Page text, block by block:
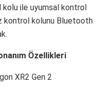
kolu ile uyumsal kontrol
kontrol kolunu Bluetooth
Özellikleri
XR2 Gen 2